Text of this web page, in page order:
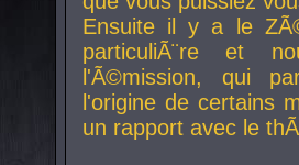
Ensuite il y a le
particuliÃ¨re et
l'Ã©mission, qui
l'origine de certains
un rapport avec le